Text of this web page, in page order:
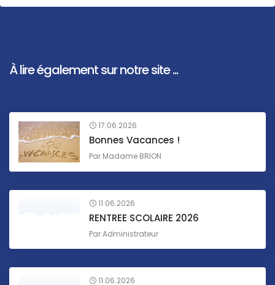
À lire également sur notre site ...
17.06.2026
Bonnes Vacances !
Par Madame BRION
11.06.2026
RENTREE SCOLAIRE 2026
ParAdministrateur
11.06.2026